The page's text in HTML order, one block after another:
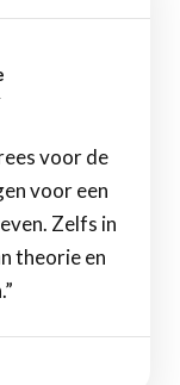
voor de
voor een
Zelfs in
theorie en